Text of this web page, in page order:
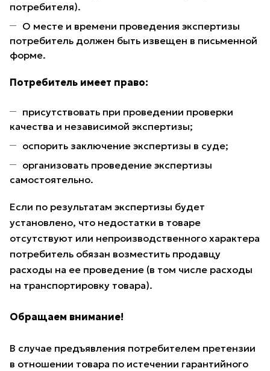
потребителя).
О месте и времени проведения экспертизы
потребитель должен быть извещен в письменной
форме.
Потребитель имеет право:
присутствовать при проведении проверки
качества и независимой экспертизы;
оспорить заключение экспертизы в суде;
организовать проведение экспертизы
самостоятельно.
Если по результатам экспертизы будет
установлено, что недостатки в товаре
отсутствуют или непроизводственного характера
потребитель обязан возместить продавцу
расходы на ее проведение (в том числе расходы
на транспортировку товара).
Обращаем внимание!
В случае предъявления потребителем претензии
в отношении товара по истечении гарантийного